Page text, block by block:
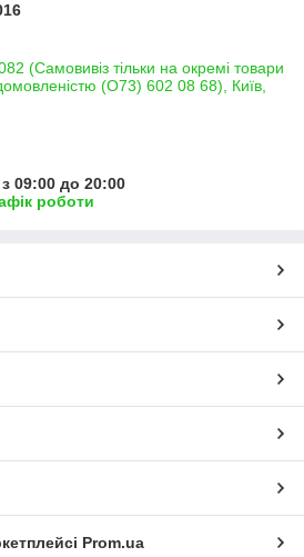
(Самовивіз тільки на окремі товари
(О73) 602 08 68), Київ,
09:00 до 20:00
роботи
Prom.ua